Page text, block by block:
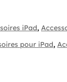
iPad,
pour iPad,